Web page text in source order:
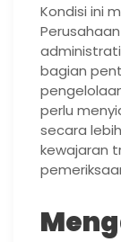
Kondisi ini
bagian
perlu
secara
kewajaran